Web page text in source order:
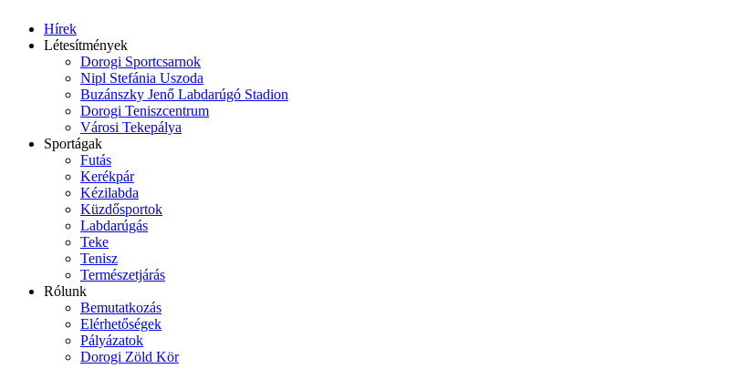
Hírek
Létesítmények
Dorogi Sportcsarnok
Nipl Stefánia Uszoda
Buzánszky Jenő Labdarúgó Stadion
Dorogi Teniszcentrum
Városi Tekepálya
Sportágak
Futás
Kerékpár
Kézilabda
Küzdősportok
Labdarúgás
Teke
Tenisz
Természetjárás
Rólunk
Bemutatkozás
Elérhetőségek
Pályázatok
Dorogi Zöld Kör